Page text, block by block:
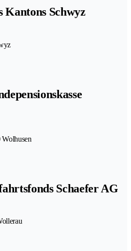
Kantons Schwyz
Wolhusen
Schaefer AG